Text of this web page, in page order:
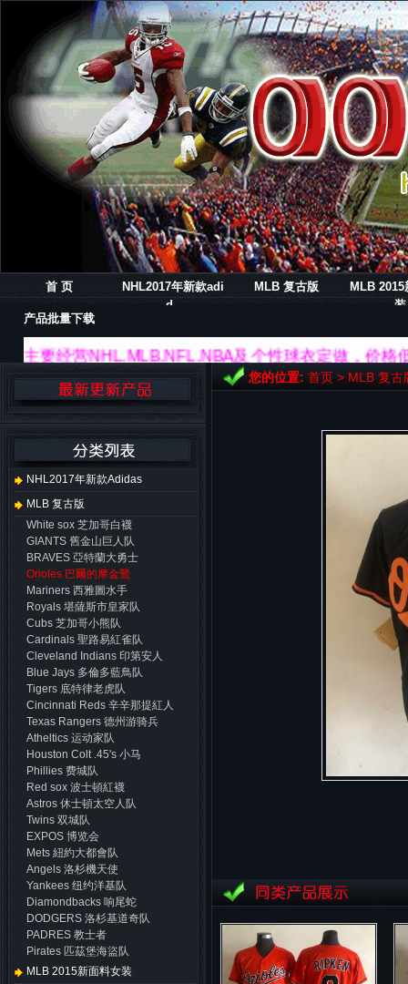
首 页
NHL2017年新款adi
d..
MLB 复古版
MLB 2015
装
产品批量下载
主要经营NHL.MLB.NFL.NBA及个性球衣定做，价格
您的位置: 首页 > MLB 复古
NHL2017年新款adidas
MLB 复古版
White sox 芝加哥白襪
GIANTS 舊金山巨人队
BRAVES 亞特蘭大勇士
Orioles 巴爾的摩金鶯
Mariners 西雅圖水手
Royals 堪薩斯市皇家队
Cubs 芝加哥小熊队
Cardinals 聖路易紅雀队
Cleveland Indians 印第安人
Blue Jays 多倫多藍鳥队
Tigers 底特律老虎队
Cincinnati Reds 辛辛那提紅人
Texas Rangers 德州游骑兵
Atheltics 运动家队
Houston Colt .45's 小马
Phillies 费城队
Red sox 波士頓紅襪
Astros 休士頓太空人队
Twins 双城队
EXPOS 博览会
Mets 紐約大都會队
Angels 洛杉機天使
Yankees 纽约洋基队
Diamondbacks 响尾蛇
DODGERS 洛杉基道奇队
PADRES 教士者
Pirates 匹茲堡海盜队
MLB 2015新面料女装